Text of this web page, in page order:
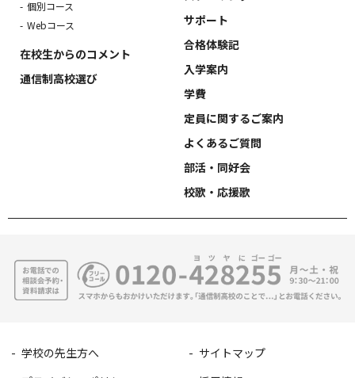
個別コース
Webコース
在校生からのコメント
通信制高校選び
サポート
合格体験記
入学案内
学費
定員に関するご案内
よくあるご質問
部活・同好会
校歌・応援歌
学校の先生方へ
サイトマップ